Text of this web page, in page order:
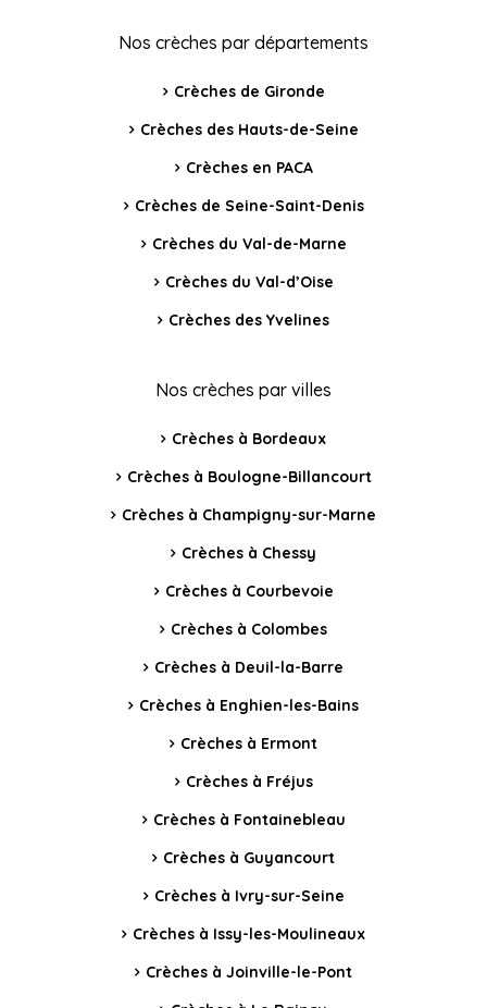
Nos crèches par départements
Crèches de Gironde
Crèches des Hauts-de-Seine
Crèches en PACA
Crèches de Seine-Saint-Denis
Crèches du Val-de-Marne
Crèches du Val-d’Oise
Crèches des Yvelines
Nos crèches par villes
Crèches à Bordeaux
Crèches à Boulogne-Billancourt
Crèches à Champigny-sur-Marne
Crèches à Chessy
Crèches à Courbevoie
Crèches à Colombes
Crèches à Deuil-la-Barre
Crèches à Enghien-les-Bains
Crèches à Ermont
Crèches à Fréjus
Crèches à Fontainebleau
Crèches à Guyancourt
Crèches à Ivry-sur-Seine
Crèches à Issy-les-Moulineaux
Crèches à Joinville-le-Pont